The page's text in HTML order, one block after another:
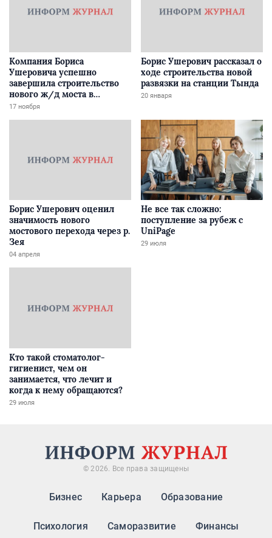
Компания Бориса
Ушеровича успешно
завершила строительство
нового ж/д моста в
Забайкалье
17 ноября
Борис Ушерович рассказал о
ходе строительства новой
развязки на станции Тында
20 января
Борис Ушерович оценил
значимость нового
мостового перехода через р.
Зея
04 апреля
Не все так сложно:
поступление за рубеж с
UniPage
29 июля
Кто такой стоматолог-
гигиенист, чем он
занимается, что лечит и
когда к нему обращаются?
29 июля
© 2026. Все права защищены
Бизнес Карьера Образование
Психология Саморазвитие Финансы